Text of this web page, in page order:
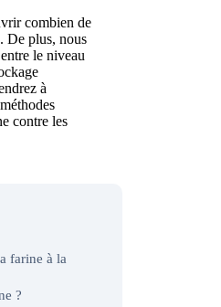
combien de
De plus, nous
le niveau
à
contre les
farine à la
?